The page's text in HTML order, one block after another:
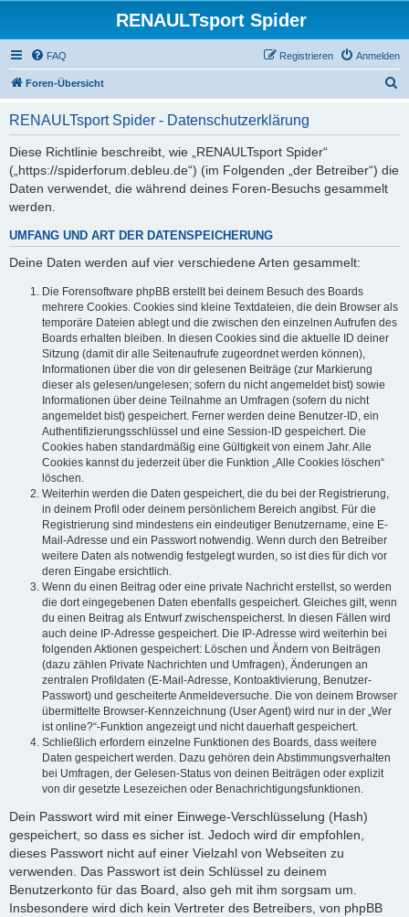
RENAULTsport Spider
FAQ Anmelden
Registrieren
Foren-Übersicht
RENAULTsport Spider - Datenschutzerklärung
Diese Richtlinie beschreibt, wie „RENAULTsport Spider“
(„https://spiderforum.debleu.de“) (im Folgenden „der Betreiber“) die
Daten verwendet, die während deines Foren-Besuchs gesammelt
werden.
UMFANG UND ART DER DATENSPEICHERUNG
Deine Daten werden auf vier verschiedene Arten gesammelt:
Die Forensoftware phpBB erstellt bei deinem Besuch des Boards
mehrere Cookies. Cookies sind kleine Textdateien, die dein Browser als
temporäre Dateien ablegt und die zwischen den einzelnen Aufrufen des
Boards erhalten bleiben. In diesen Cookies sind die aktuelle ID deiner
Sitzung (damit dir alle Seitenaufrufe zugeordnet werden können),
Informationen über die von dir gelesenen Beiträge (zur Markierung
dieser als gelesen/ungelesen; sofern du nicht angemeldet bist) sowie
Informationen über deine Teilnahme an Umfragen (sofern du nicht
angemeldet bist) gespeichert. Ferner werden deine Benutzer-ID, ein
Authentifizierungsschlüssel und eine Session-ID gespeichert. Die
Cookies haben standardmäßig eine Gültigkeit von einem Jahr. Alle
Cookies kannst du jederzeit über die Funktion „Alle Cookies löschen“
löschen.
Weiterhin werden die Daten gespeichert, die du bei der Registrierung,
in deinem Profil oder deinem persönlichem Bereich angibst. Für die
Registrierung sind mindestens ein eindeutiger Benutzername, eine E-
Mail-Adresse und ein Passwort notwendig. Wenn durch den Betreiber
weitere Daten als notwendig festgelegt wurden, so ist dies für dich vor
deren Eingabe ersichtlich.
Wenn du einen Beitrag oder eine private Nachricht erstellst, so werden
die dort eingegebenen Daten ebenfalls gespeichert. Gleiches gilt, wenn
du einen Beitrag als Entwurf zwischenspeicherst. In diesen Fällen wird
auch deine IP-Adresse gespeichert. Die IP-Adresse wird weiterhin bei
folgenden Aktionen gespeichert: Löschen und Ändern von Beiträgen
(dazu zählen Private Nachrichten und Umfragen), Änderungen an
zentralen Profildaten (E-Mail-Adresse, Kontoaktivierung, Benutzer-
Passwort) und gescheiterte Anmeldeversuche. Die von deinem Browser
übermittelte Browser-Kennzeichnung (User Agent) wird nur in der „Wer
ist online?“-Funktion angezeigt und nicht dauerhaft gespeichert.
Schließlich erfordern einzelne Funktionen des Boards, dass weitere
Daten gespeichert werden. Dazu gehören dein Abstimmungsverhalten
bei Umfragen, der Gelesen-Status von deinen Beiträgen oder explizit
von dir gesetzte Lesezeichen oder Benachrichtigungsfunktionen.
Dein Passwort wird mit einer Einwege-Verschlüsselung (Hash)
gespeichert, so dass es sicher ist. Jedoch wird dir empfohlen,
dieses Passwort nicht auf einer Vielzahl von Webseiten zu
verwenden. Das Passwort ist dein Schlüssel zu deinem
Benutzerkonto für das Board, also geh mit ihm sorgsam um.
Insbesondere wird dich kein Vertreter des Betreibers, von phpBB